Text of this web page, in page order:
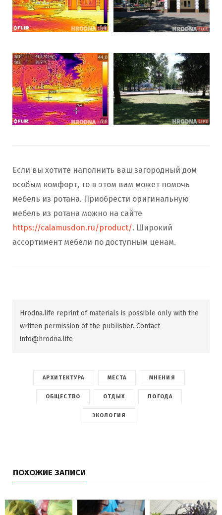
Если вы хотите наполнить ваш загородный дом
особым комфорт, то в этом вам может помочь
мебель из ротана. Приобрести оригинальную
мебель из ротана можно на сайте
https://calamusdon.ru/product/. Широкий
ассортимент мебели по доступным ценам.
Hrodna.life reprint of materials is possible only with the
written permission of the publisher. Contact
info@hrodna.life
АРХИТЕКТУРА МЕСТА МНЕНИЯ
ОБЩЕСТВО ОТДЫХ ПОГОДА
ЭКОЛОГИЯ
ПОХОЖИЕ ЗАПИСИ